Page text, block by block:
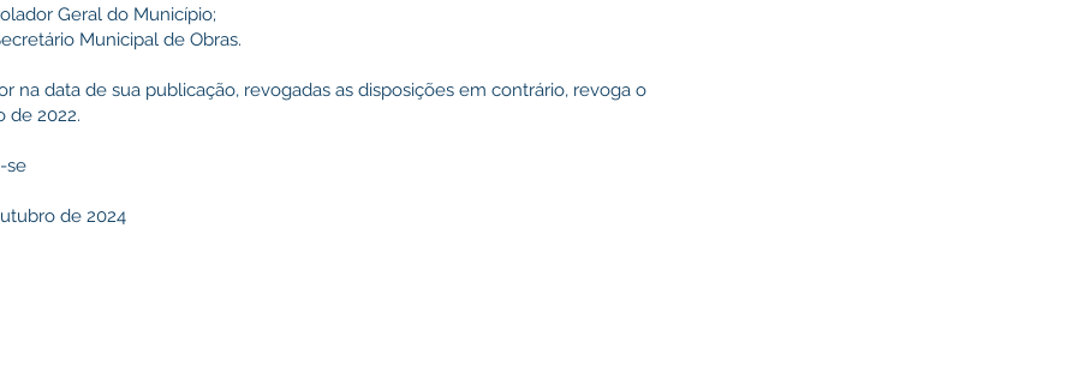
Geral do Município;
Municipal de Obras.
na data de sua publicação, revogadas as disposições em contrário, revoga o
de 2022.
se
de 2024